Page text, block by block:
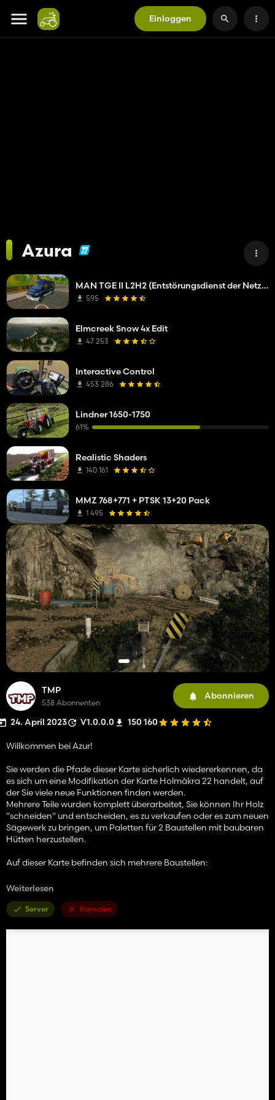
Einloggen
Azura
TMP
538 Abonnenten
Abonnieren
24. April 2023 V1.0.0.0 150 160
Willkommen bei Azur!
Sie werden die Pfade dieser Karte sicherlich wiedererkennen, da
es sich um eine Modifikation der Karte Holmåkra 22 handelt, auf
der Sie viele neue Funktionen finden werden.
Mehrere Teile wurden komplett überarbeitet, Sie können Ihr Holz
"schneiden" und entscheiden, es zu verkaufen oder es zum neuen
Sägewerk zu bringen, um Paletten für 2 Baustellen mit baubaren
Hütten herzustellen.
Auf dieser Karte befinden sich mehrere Baustellen:
Zugangskonstruktionen für Geländefelder, Zugänglichkeit zu
Hüttenstandorten und vielen anderen Standorten, von der
Erdbeseitigung bis zum Brechen von Gestein im Steinbruch!
Weiterlesen
Server Konsolen
MAN TGE II L2H2 (Entstörungsdienst der Netzgesellsc)
595
Elmcreek Snow 4x Edit
47 253
Interactive Control
453 286
Lindner 1650-1750
61%
Realistic Shaders
140 161
MMZ 768+771 + PTSK 13+20 Pack
1 495